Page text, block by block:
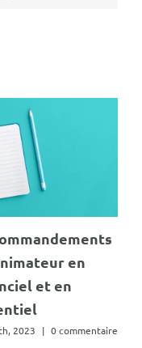
K-HUBS est là :
Révolutionnez vos
formations avec
Kapsules !
avril 1st, 2026